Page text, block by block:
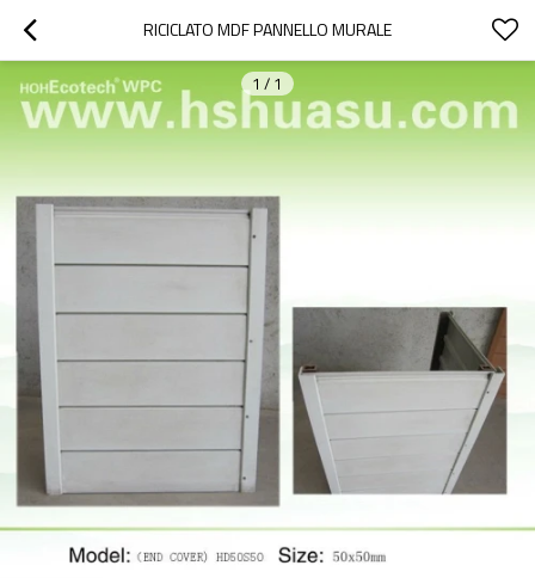
RICICLATO MDF PANNELLO MURALE
1 / 1